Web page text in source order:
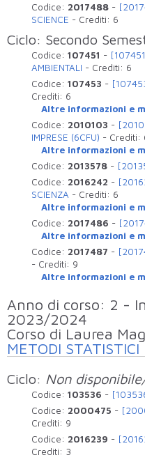
Codice: 2017488 -
SCIENCE - Crediti: 6
Ciclo: Secondo
Codice:107451 -
AMBIENTALI - Crediti: 6
Codice:107453 -
Crediti: 6
Altre informazioni e
Codice: 2010103 -
IMPRESE (6CFU) - Crediti:
Altre informazioni e
Codice: 2013578 -
Codice: 2016242 -
SCIENZA - Crediti: 6
Altre informazioni e
Codice: 2017486 -
Altre informazioni e
Codice: 2017487 -
- Crediti: 9
Altre informazioni e
Anno di corso: 2 -
2023/2024
Corso di Laurea
METODI
Ciclo: Non
Codice:103536 -
Codice: 2000475 -
Crediti: 9
Codice: 2016239 -
Crediti: 3